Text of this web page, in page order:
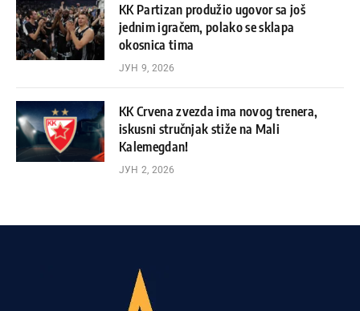
KK Partizan produžio ugovor sa još
jednim igračem, polako se sklapa
okosnica tima
ЈУН 9, 2026
KK Crvena zvezda ima novog trenera,
iskusni stručnjak stiže na Mali
Kalemegdan!
ЈУН 2, 2026